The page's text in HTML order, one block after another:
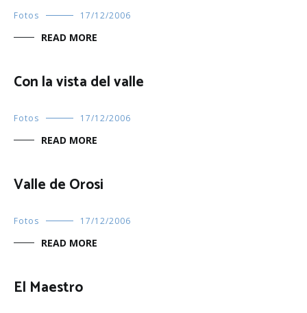
Fotos 17/12/2006
READ MORE
Con la vista del valle
Fotos 17/12/2006
READ MORE
Valle de Orosi
Fotos 17/12/2006
READ MORE
El Maestro